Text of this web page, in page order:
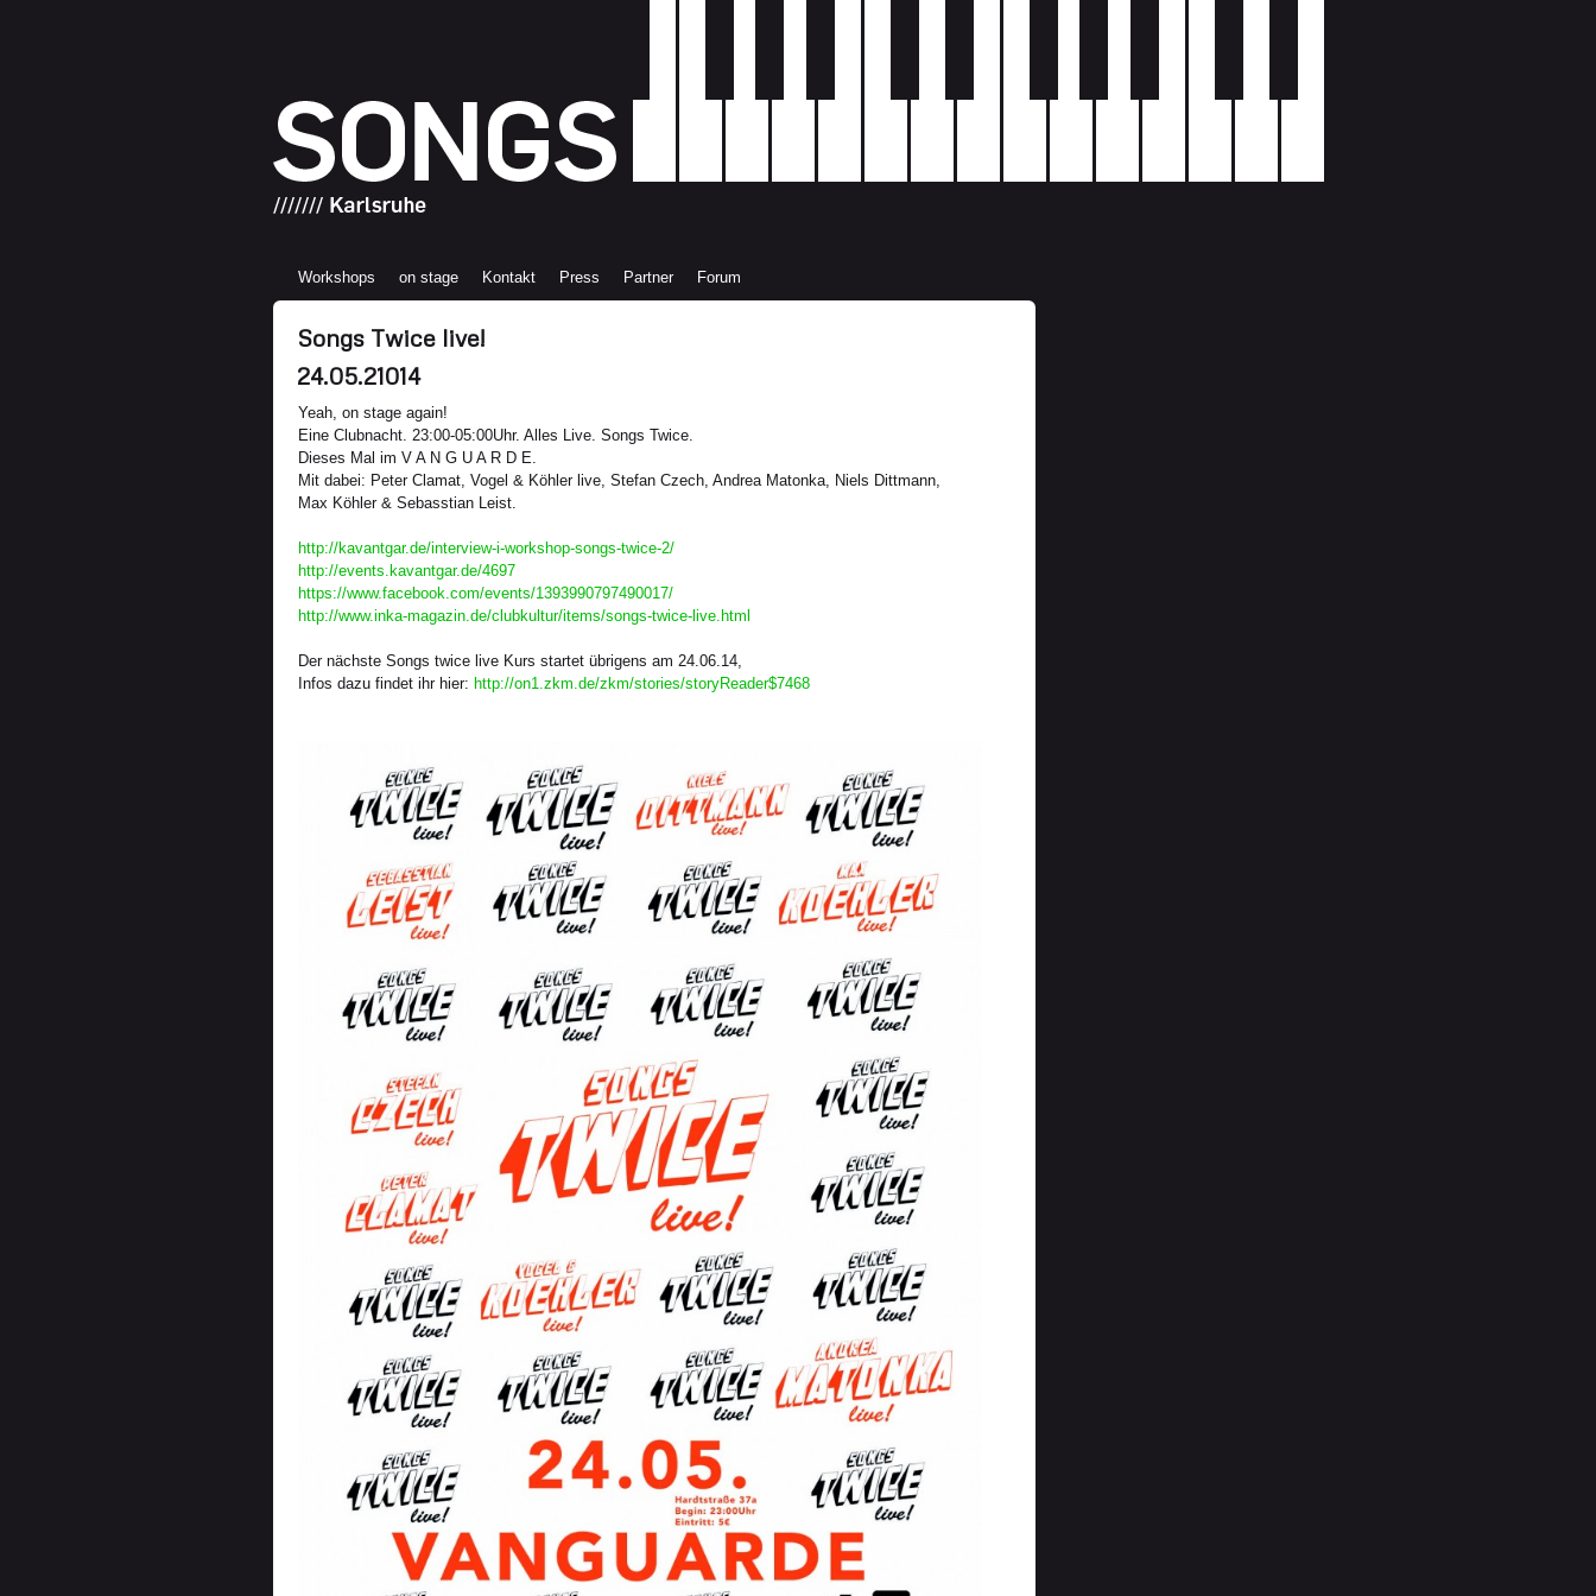
Workshops on stage Kontakt Press Partner Forum
Songs Twice live!
24.05.21014
Yeah, on stage again!
Eine Clubnacht. 23:00-05:00Uhr. Alles Live. Songs Twice.
Dieses Mal im V A N G U A R D E.
Mit dabei: Peter Clamat, Vogel & Köhler live, Stefan Czech, Andrea Matonka, Niels Dittmann,
Max Köhler & Sebasstian Leist.
http://kavantgar.de/interview-i-workshop-songs-twice-2/
http://events.kavantgar.de/4697
https://www.facebook.com/events/1393990797490017/
http://www.inka-magazin.de/clubkultur/items/songs-twice-live.html
Der nächste Songs twice live Kurs startet übrigens am 24.06.14,
Infos dazu findet ihr hier: http://on1.zkm.de/zkm/stories/storyReader$7468